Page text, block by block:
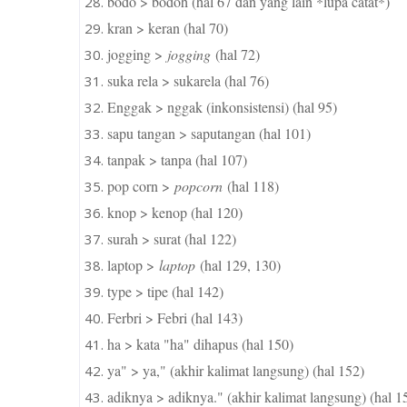
kran > keran (hal 70)
jogging > jogging (hal 72)
suka rela > sukarela (hal 76)
Enggak > nggak (inkonsistensi) (hal 95)
sapu tangan > saputangan (hal 101)
tanpak > tanpa (hal 107)
pop corn > popcorn (hal 118)
knop > kenop (hal 120)
surah > surat (hal 122)
laptop > laptop (hal 129, 130)
type > tipe (hal 142)
Ferbri > Febri (hal 143)
ha > kata "ha" dihapus (hal 150)
ya" > ya," (akhir kalimat langsung) (hal 152)
adiknya > adiknya." (akhir kalimat langsung) (hal